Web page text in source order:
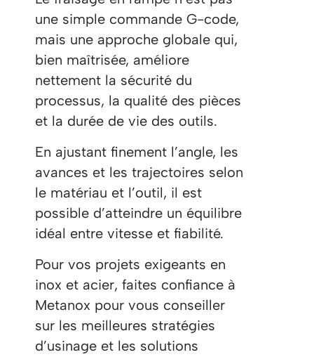
une simple commande G-code,
mais une approche globale qui,
bien maîtrisée, améliore
nettement la sécurité du
processus, la qualité des pièces
et la durée de vie des outils.
En ajustant finement l’angle, les
avances et les trajectoires selon
le matériau et l’outil, il est
possible d’atteindre un équilibre
idéal entre vitesse et fiabilité.
Pour vos projets exigeants en
inox et acier, faites confiance à
Metanox pour vous conseiller
sur les meilleures stratégies
d’usinage et les solutions